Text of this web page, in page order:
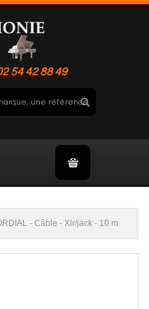
54 42 88 49
- Câble - Xlr/jack - 10 m